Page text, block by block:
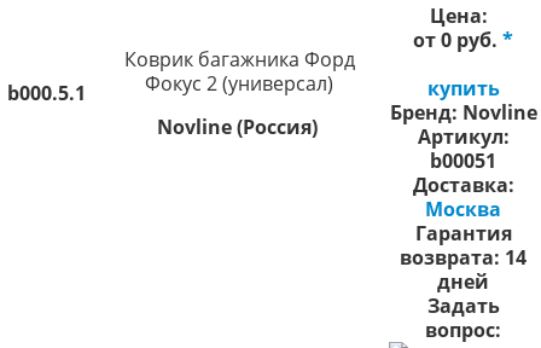
b000.5.1
Коврик багажника Форд
Фокус 2 (универсал)
Novline (Россия)
Цена:
от 0 руб. *
купить
Бренд: Novline
Артикул:
b00051
Доставка:
Москва
Гарантия
возврата: 14
дней
Задать
вопрос: